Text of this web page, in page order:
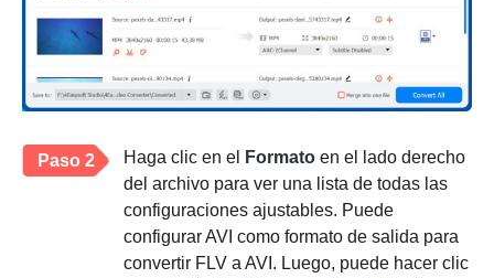
Paso 2 Haga clic en el Formato en el lado derecho
del archivo para ver una lista de todas las
configuraciones ajustables. Puede
configurar AVI como formato de salida para
convertir FLV a AVI. Luego, puede hacer clic